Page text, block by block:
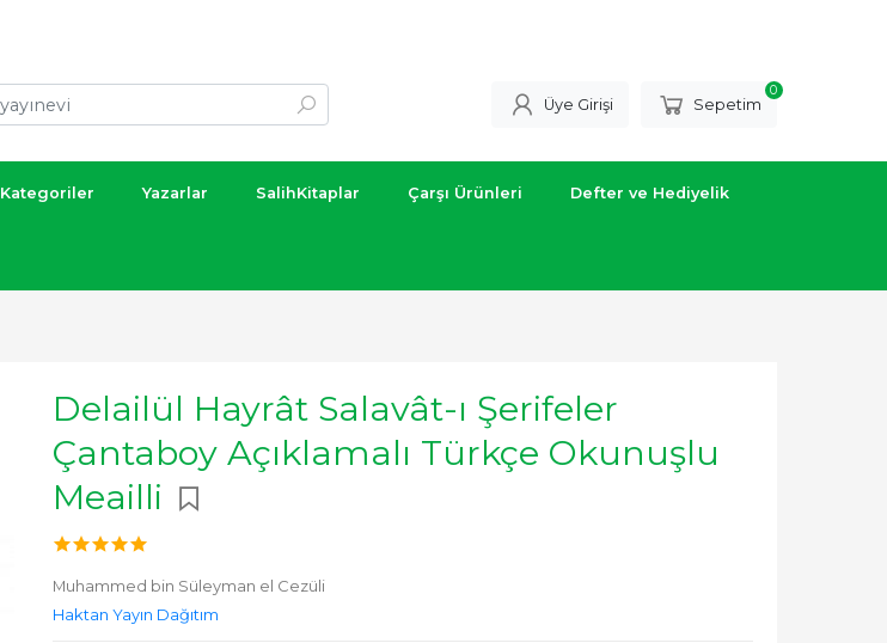
Üye Girişi Sepetim
0
Kategoriler Yazarlar SalihKitaplar Çarşı Ürünleri Defter ve Hediyelik
Delailül Hayrât Salavât-ı Şerifeler
Çantaboy Açıklamalı Türkçe Okunuşlu
Meailli
Muhammed bin Süleyman el Cezüli
Haktan Yayın Dağıtım